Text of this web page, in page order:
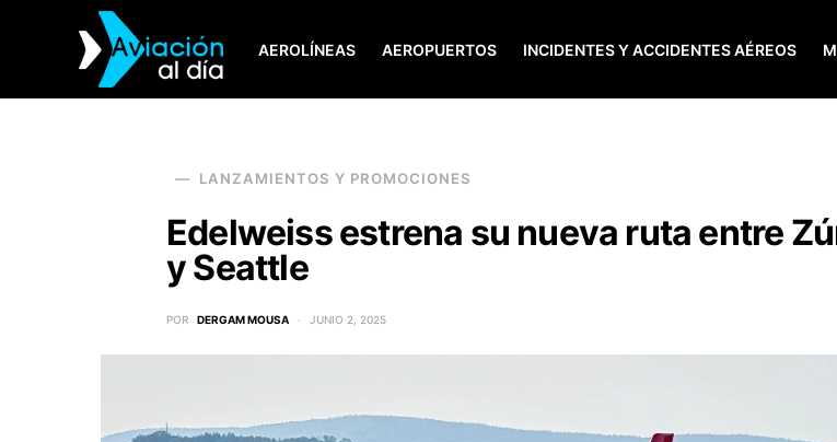
AEROLÍNEAS AEROPUERTOS INCIDENTES Y ACCIDENTES AÉREOS
SEARCH FOR:
LANZAMIENTOS Y PROMOCIONES
Edelweiss estrena su nueva ruta entre
y Seattle
POR DERGAM MOUSA JUNIO 2, 2025